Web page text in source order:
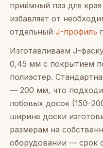
приёмный паз для края
избавляет от
отдельный J-профиль
Изготавливаем J-
0,45 мм с покрытием
полиэстер.
— 200 мм, что
лобовых досок
ширине доски
размерам на
оборудовании — срок